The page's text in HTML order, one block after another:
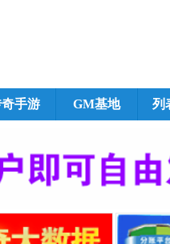
手游 GM基地 列